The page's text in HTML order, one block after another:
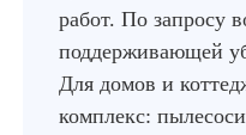
работ. По запросу
поддерживающей
Для домов и
комплекс: